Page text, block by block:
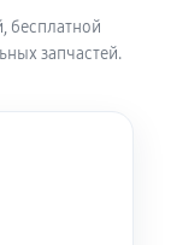
бесплатной
запчастей.